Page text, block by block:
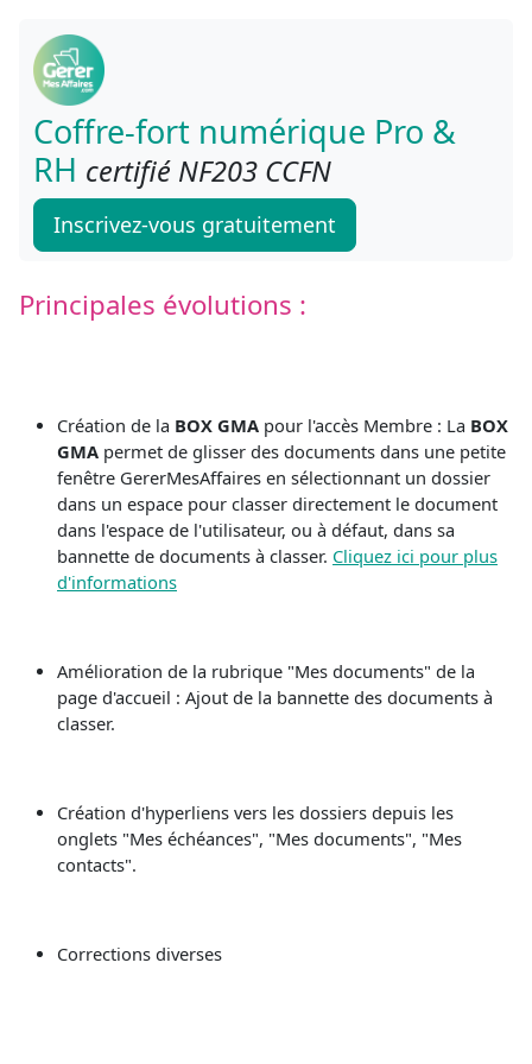
Coffre-fort numérique Pro &
RH certifié NF203 CCFN
Inscrivez-vous gratuitement
Principales évolutions :
Création de la BOX GMA pour l'accès Membre : La BOX
GMA permet de glisser des documents dans une petite
fenêtre GererMesAffaires en sélectionnant un dossier
dans un espace pour classer directement le document
dans l'espace de l'utilisateur, ou à défaut, dans sa
bannette de documents à classer. Cliquez ici pour plus
d'informations
Amélioration de la rubrique "Mes documents" de la
page d'accueil : Ajout de la bannette des documents à
classer.
Création d'hyperliens vers les dossiers depuis les
onglets "Mes échéances", "Mes documents", "Mes
contacts".
Corrections diverses